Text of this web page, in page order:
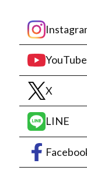
YouTube
X
LINE